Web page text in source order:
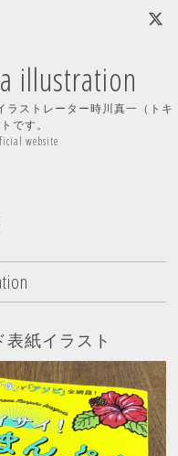
illustration
ストレーター時川真一（トキ
です。
website
紙イラスト